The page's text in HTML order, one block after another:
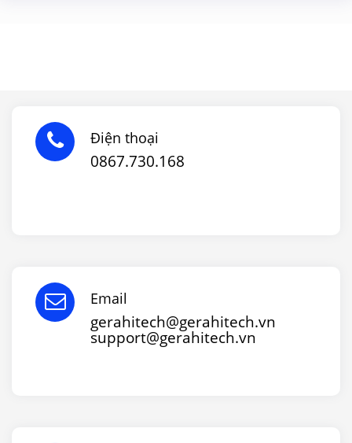
Điện thoại
0867.730.168
Email
gerahitech@gerahitech.vn
support@gerahitech.vn